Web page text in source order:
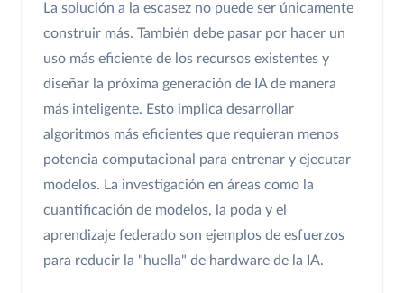
La solución a la escasez no puede ser únicamente
construir más. También debe pasar por hacer un
uso más eficiente de los recursos existentes y
diseñar la próxima generación de IA de manera
más inteligente. Esto implica desarrollar
algoritmos más eficientes que requieran menos
potencia computacional para entrenar y ejecutar
modelos. La investigación en áreas como la
cuantificación de modelos, la poda y el
aprendizaje federado son ejemplos de esfuerzos
para reducir la "huella" de hardware de la IA.